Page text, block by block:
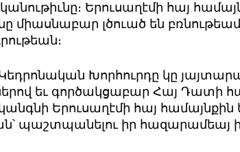
Երուսաղէմի հայ
միասնաբար լծուած են
Խորհուրդը կը
եւ գործակցաբար Հայ Դատի
Երուսաղէմի հայ համայնքին
պաշտպանելու իր հազարամեայ